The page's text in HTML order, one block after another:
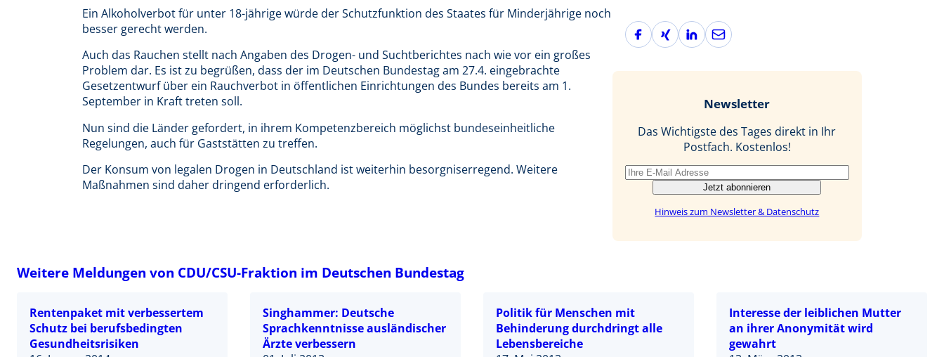
Ein Alkoholverbot für unter 18-jährige würde der Schutzfunktion des Staates für Minderjährige noch
besser gerecht werden.
Auch das Rauchen stellt nach Angaben des Drogen- und Suchtberichtes nach wie vor ein großes
Problem dar. Es ist zu begrüßen, dass der im Deutschen Bundestag am 27.4. eingebrachte
Gesetzentwurf über ein Rauchverbot in öffentlichen Einrichtungen des Bundes bereits am 1.
September in Kraft treten soll.
Nun sind die Länder gefordert, in ihrem Kompetenzbereich möglichst bundeseinheitliche
Regelungen, auch für Gaststätten zu treffen.
Der Konsum von legalen Drogen in Deutschland ist weiterhin besorgniserregend. Weitere
Maßnahmen sind daher dringend erforderlich.
F
a
X
i
L
i
n
E
-
l
Newsletter
Das Wichtigste des Tages direkt in Ihr
Postfach. Kostenlos!
Jetzt abonnieren
Hinweis zum Newsletter & Datenschutz
Weitere Meldungen von CDU/CSU-Fraktion im Deutschen Bundestag
Rentenpaket mit verbessertem
Schutz bei berufsbedingten
Gesundheitsrisiken
Singhammer: Deutsche
Sprachkenntnisse ausländischer
Ärzte verbessern
Politik für Menschen mit
Behinderung durchdringt alle
Lebensbereiche
Interesse der leiblichen Mutter
an ihrer Anonymität wird
gewahrt